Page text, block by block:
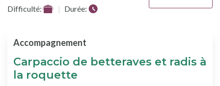
Difficulté: Durée:
Carpaccio de betteraves et radis à
la roquette
Accompagnement